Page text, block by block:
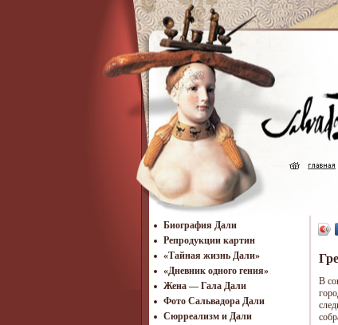
Биография Дали
Репродукции картин
«Тайная жизнь Дали»
«Дневник одного гения»
Жена — Гала Дали
Фото Сальвадора Дали
Cюрреализм и Дали
В